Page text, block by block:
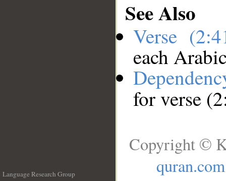
See Also
Verse
each
for verse
Language Research Group
Copyright ©
quran.com